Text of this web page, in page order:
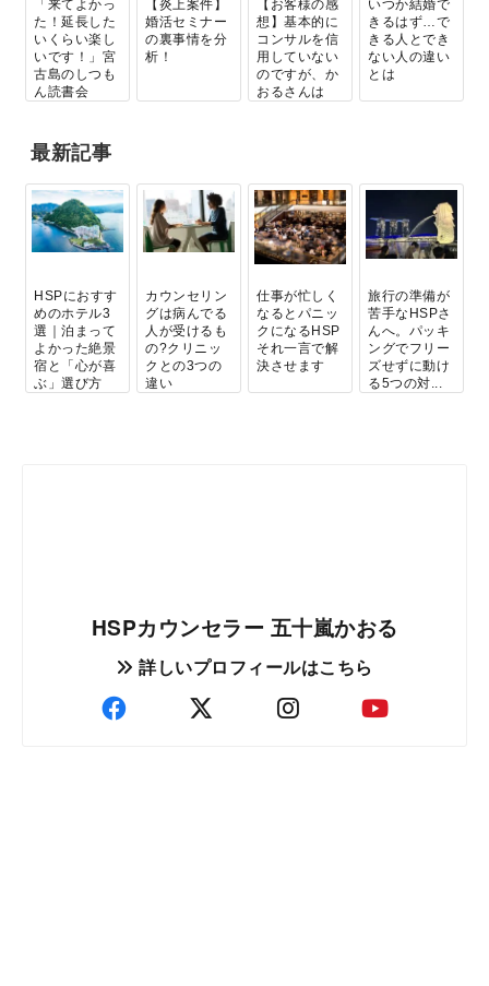
「来てよかっ
た！延長した
いくらい楽し
いです！」宮
古島のしつも
ん読書会
【炎上案件】
婚活セミナー
の裏事情を分
析！
【お客様の感
想】基本的に
コンサルを信
用していない
のですが、か
おるさんは
いつか結婚で
きるはず…で
きる人とでき
ない人の違い
とは
最新記事
HSPにおすす
めのホテル3
選｜泊まって
よかった絶景
宿と「心が喜
ぶ」選び方
カウンセリン
グは病んでる
人が受けるも
の?クリニッ
クとの3つの
違い
仕事が忙しく
なるとパニッ
クになるHSP
それ一言で解
決させます
旅行の準備が
苦手なHSPさ
んへ。パッキ
ングでフリー
ズせずに動け
る5つの対...
HSPカウンセラー 五十嵐かおる
詳しいプロフィールはこちら